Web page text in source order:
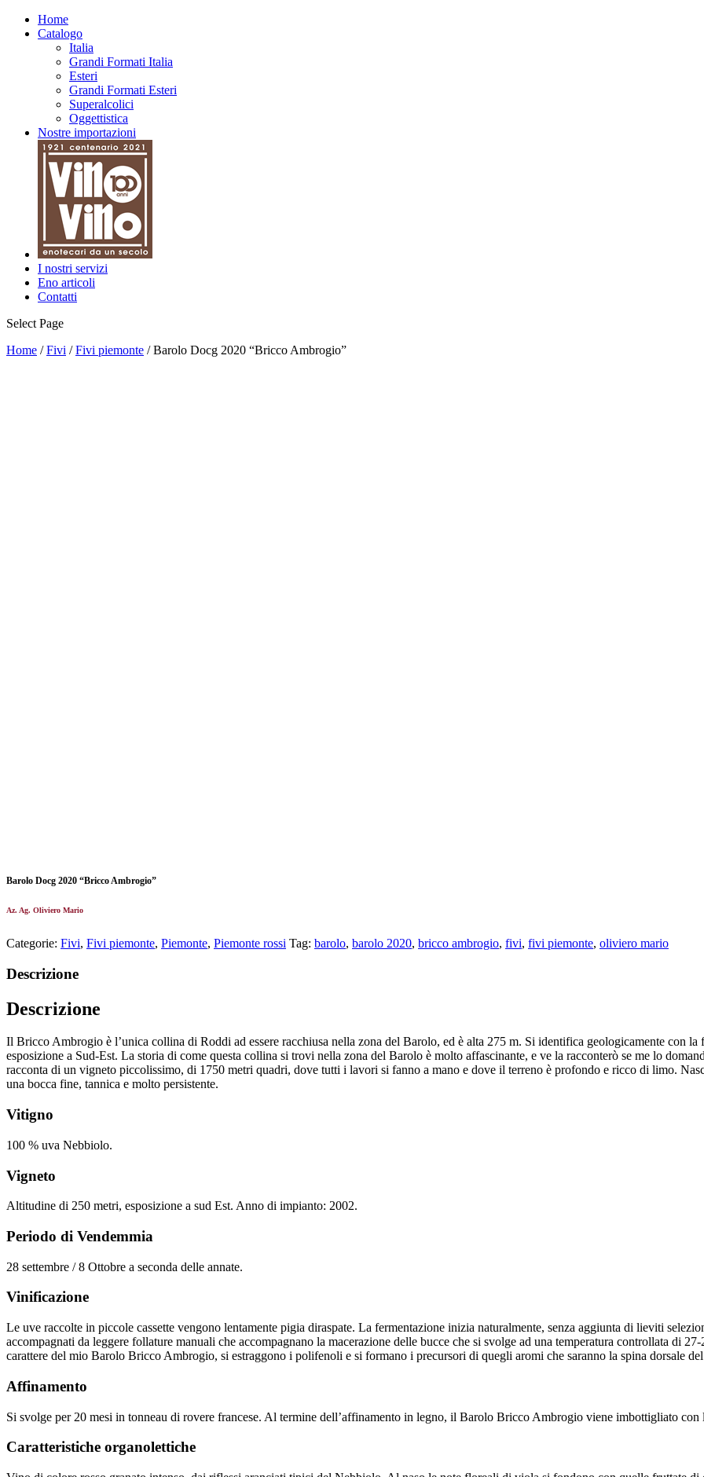
Home
Catalogo
Italia
Grandi Formati Italia
Esteri
Grandi Formati Esteri
Superalcolici
Oggettistica
Nostre importazioni
I nostri servizi
Eno articoli
Contatti
Select Page
Home /Fivi /Fivi piemonte / Barolo Docg 2020 “Bricco Ambrogio”
Barolo Docg 2020 “Bricco Ambrogio”
Az. Ag. Oliviero Mario
Categorie: Fivi, Fivi piemonte, Piemonte, Piemonte rossi Tag: barolo, barolo 2020, bricco ambrogio, fivi, fivi piemonte, oliviero mario
Descrizione
Descrizione
Il Bricco Ambrogio è l’unica collina di Roddi ad essere racchiusa nella zona del Barolo, ed è alta 275 m. Si identifica geologicamente con
esposizione a Sud-Est. La storia di come questa collina si trovi nella zona del Barolo è molto affascinante, e ve la racconterò se me lo
racconta di un vigneto piccolissimo, di 1750 metri quadri, dove tutti i lavori si fanno a mano e dove il terreno è profondo e ricco di limo.
una bocca fine, tannica e molto persistente.
Vitigno
100 % uva Nebbiolo.
Vigneto
Altitudine di 250 metri, esposizione a sud Est. Anno di impianto: 2002.
Periodo di Vendemmia
28 settembre / 8 Ottobre a seconda delle annate.
Vinificazione
Le uve raccolte in piccole cassette vengono lentamente pigia diraspate. La fermentazione inizia naturalmente, senza aggiunta di lieviti
accompagnati da leggere follature manuali che accompagnano la macerazione delle bucce che si svolge ad una temperatura controllata di
carattere del mio Barolo Bricco Ambrogio, si estraggono i polifenoli e si formano i precursori di quegli aromi che saranno la spina dorsale
Affinamento
Si svolge per 20 mesi in tonneau di rovere francese. Al termine dell’affinamento in legno, il Barolo Bricco Ambrogio viene imbottigliato
Caratteristiche organolettiche